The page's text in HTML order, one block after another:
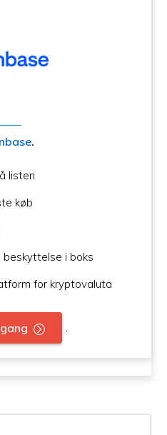
.
listen
køb
beskyttelse i boks
for kryptovaluta